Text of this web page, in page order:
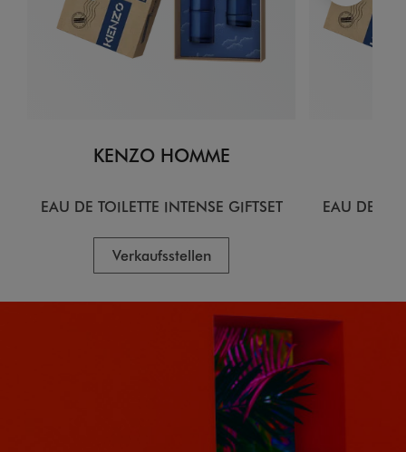
KENZO HOMME
EAU DE TOILETTE INTENSE GIFTSET
Verkaufsstellen
EAU DE